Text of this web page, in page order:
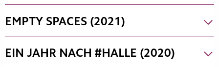
EMPTY SPACES (2021)
EIN JAHR NACH #HALLE (2020)